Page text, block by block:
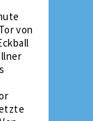
von